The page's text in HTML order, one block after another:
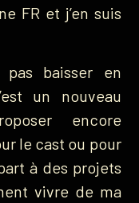
FR et j’en suis
baisser en
un nouveau
encore
le cast ou pour
à des projets
vivre de ma